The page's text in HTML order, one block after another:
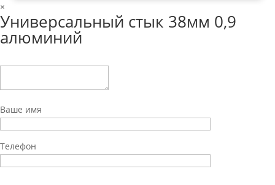
×
Универсальный стык 38мм 0,9
алюминий
Ваше имя
Телефон